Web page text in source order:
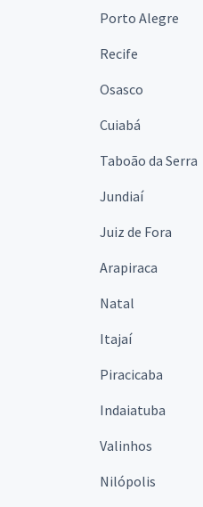
Porto Alegre
Recife
Osasco
Cuiabá
Taboão da Serra
Jundiaí
Juiz de Fora
Arapiraca
Natal
Itajaí
Piracicaba
Indaiatuba
Valinhos
Nilópolis